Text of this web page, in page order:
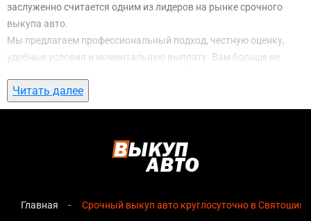
заслуженно считается одним из лидеров на рынке срочного
выкупа авто.
Мы предлагаем профессиональный подход, честную оценку,
удобные условия и моментальную выплату. Вам больше не
потенциальными покупателями, подготовку документов и
ожидание. С нами вы можетесрочный выкуп авто
Почему выбирают именно нас для
срочный выкуп авто круглосуточно в
Читать далее
Главная Срочный выкуп авто круглосуточно в